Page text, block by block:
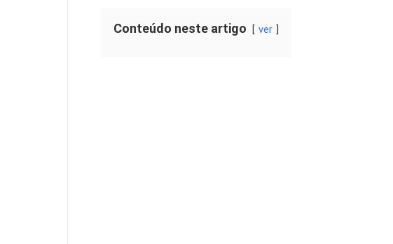
Conteúdo neste artigo ver